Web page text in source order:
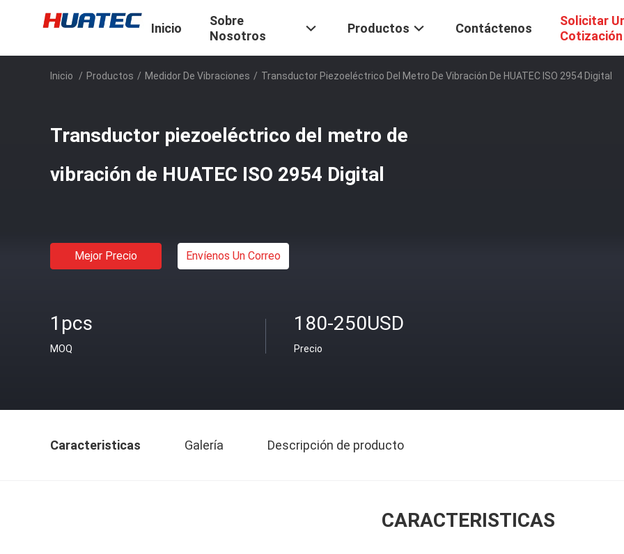
Inicio
Sobre
Nosotros
Productos Contáctenos
Solicitar
Cotización
Inicio / Productos / Medidor De Vibraciones / Transductor Piezoeléctrico Del Metro De Vibración De HUATEC ISO 2954 Digital
Transductor piezoeléctrico del metro de
vibración de HUATEC ISO 2954 Digital
Mejor Precio Envíenos Un Correo
1pcs
MOQ
180-250USD
Precio
Caracteristicas Galería Descripción de producto
CARACTERISTICAS